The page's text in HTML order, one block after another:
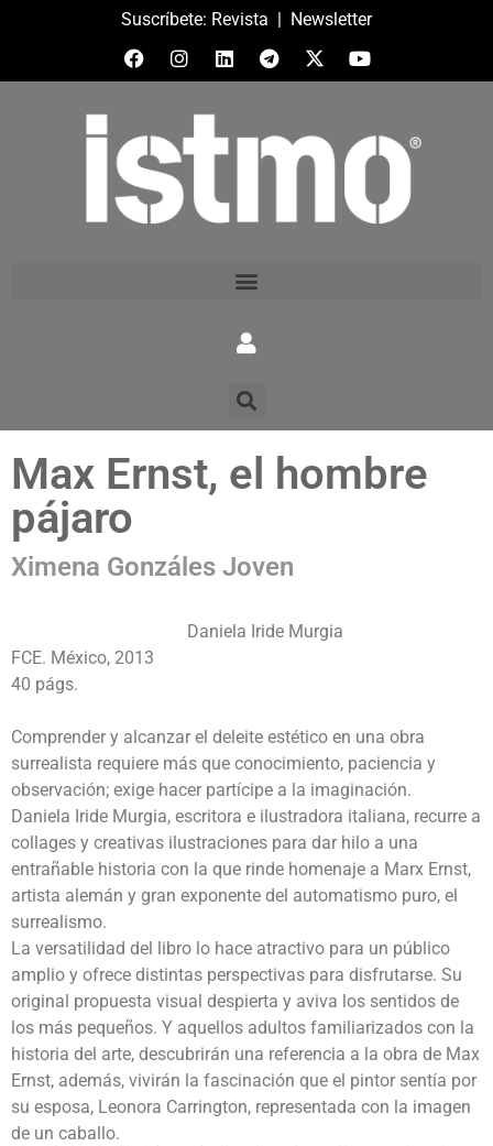
Suscríbete: Revista | Newsletter
Max Ernst, el hombre
pájaro
Ximena Gonzáles Joven
Daniela Iride Murgia
FCE. México, 2013
40 págs.
Comprender y alcanzar el deleite estético en una obra
surrealista requiere más que conocimiento, paciencia y
observación; exige hacer partícipe a la imaginación.
Daniela Iride Murgia, escritora e ilustradora italiana, recurre a
collages y creativas ilustraciones para dar hilo a una
entrañable historia con la que rinde homenaje a Marx Ernst,
artista alemán y gran exponente del automatismo puro, el
surrealismo.
La versatilidad del libro lo hace atractivo para un público
amplio y ofrece distintas perspectivas para disfrutarse. Su
original propuesta visual despierta y aviva los sentidos de
los más pequeños. Y aquellos adultos familiarizados con la
historia del arte, descubrirán una referencia a la obra de Max
Ernst, además, vivirán la fascinación que el pintor sentía por
su esposa, Leonora Carrington, representada con la imagen
de un caballo.